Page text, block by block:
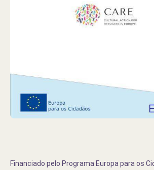
Financiado pelo Programa Europa para os